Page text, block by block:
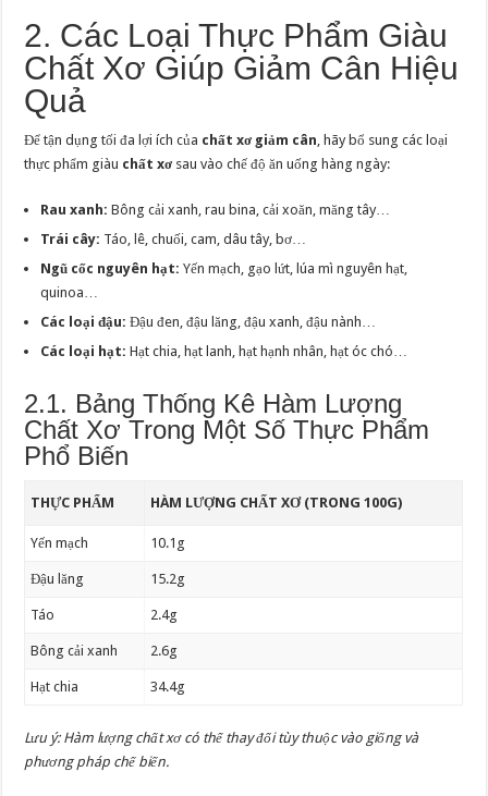
2. Các Loại Thực Phẩm Giàu
Chất Xơ Giúp Giảm Cân Hiệu
Quả
Để tận dụng tối đa lợi ích của chất xơ giảm cân , hãy bổ sung các loại
thực phẩm giàu chất xơ sau vào chế độ ăn uống hàng ngày:
Rau xanh: Bông cải xanh, rau bina, cải xoăn, măng tây…
Trái cây: Táo, lê, chuối, cam, dâu tây, bơ…
Ngũ cốc nguyên hạt: Yến mạch, gạo lứt, lúa mì nguyên hạt,
quinoa…
Các loại đậu: Đậu đen, đậu lăng, đậu xanh, đậu nành…
Các loại hạt: Hạt chia, hạt lanh, hạt hạnh nhân, hạt óc chó…
2.1. Bảng Thống Kê Hàm Lượng
Chất Xơ Trong Một Số Thực Phẩm
Phổ Biến
THỰC PHẨM HÀM LƯỢNG CHẤT XƠ (TRONG 100G)
Yến mạch 10.1g
Đậu lăng 15.2g
Táo 2.4g
Bông cải xanh 2.6g
Hạt chia 34.4g
Lưu ý: Hàm lượng chất xơ có thể thay đổi tùy thuộc vào giống và
phương pháp chế biến.